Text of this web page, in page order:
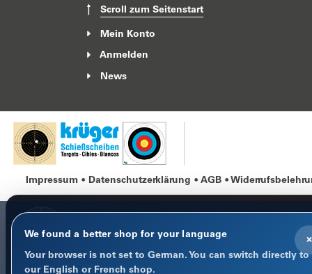
Scroll zum Seitenstart
Mein Konto
Anmelden
News
Impressum Datenschutzerklärung AGB
×
We found a better shop for your language
Your browser is not set to German. You can switch directly to
our English or French shop.
COOKIE-HINWEIS